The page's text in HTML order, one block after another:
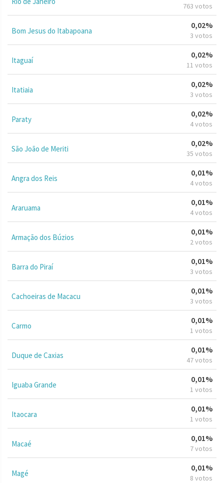
763 votos
Bom Jesus do Itabapoana
0,02%
3 votos
Itaguaí
0,02%
11 votos
Itatiaia
0,02%
3 votos
Paraty
0,02%
4 votos
São João de Meriti
0,02%
35 votos
Angra dos Reis
0,01%
4 votos
Araruama
0,01%
4 votos
Armação dos Búzios
0,01%
2 votos
Barra do Piraí
0,01%
3 votos
Cachoeiras de Macacu
0,01%
3 votos
Carmo
0,01%
1 votos
Duque de Caxias
0,01%
47 votos
Iguaba Grande
0,01%
1 votos
Itaocara
0,01%
1 votos
Macaé
0,01%
7 votos
Magé
0,01%
8 votos